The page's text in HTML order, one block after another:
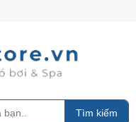
Tìm kiếm